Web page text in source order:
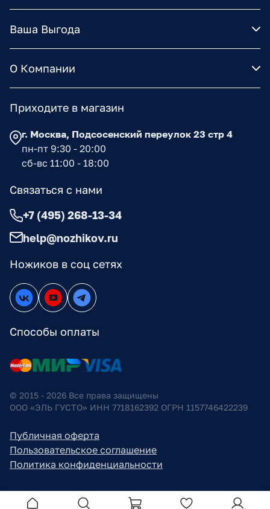
Ваша Выгода
О Компании
Ножиков в соц сетях
Способы оплаты
Приходите в магазин
г. Москва, Подсосенский переулок 23 стр 4
пн-пт 9:30 - 20:00
сб-вс 11:00 - 18:00
Связаться с нами
+7 (495) 268-13-34
help@nozhikov.ru
© 2015 - 2026 Все права защищены
ООО «ЭЛЬ ГУСТО» ИНН 7718162392 ОГРН 1157746422239
Публичная оферта
Пользовательское соглашение
Политика конфиденциальности